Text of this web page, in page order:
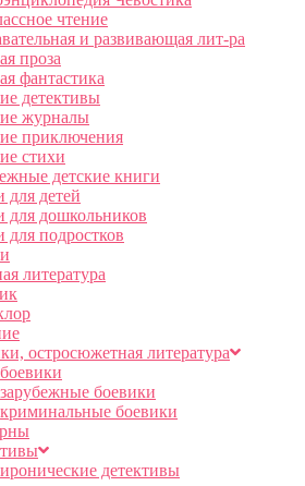
чтение
и развивающая лит-ра
проза
фантастика
детективы
журналы
приключения
стихи
детские книги
для детей
для дошкольников
для подростков
литература
остросюжетная литература
боевики
зарубежные боевики
криминальные боевики
иронические детективы